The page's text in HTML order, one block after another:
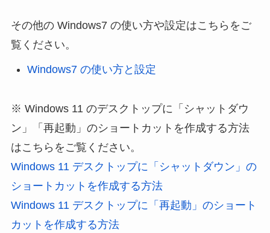
その他の Windows7 の使い方や設定はこちらをご
覧ください。
Windows7 の使い方と設定
※ Windows 11 のデスクトップに「シャットダウ
ン」「再起動」のショートカットを作成する方法
はこちらをご覧ください。
Windows 11 デスクトップに「シャットダウン」の
ショートカットを作成する方法
Windows 11 デスクトップに「再起動」のショート
カットを作成する方法